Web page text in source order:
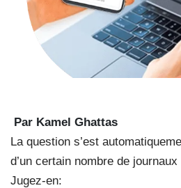
Par Kamel Ghattas
La question s’est
d’un certain nombre de
Jugez-en: